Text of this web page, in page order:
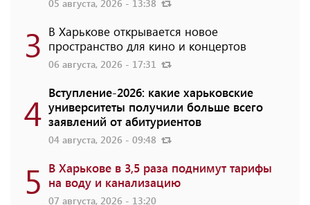
05 августа, 2026 - 13:38
3 В Харькове открывается новое
пространство для кино и концертов
06 августа, 2026 - 17:31
4 Вступление-2026: какие харьковские
университеты получили больше всего
заявлений от абитуриентов
04 августа, 2026 - 09:48
5 В Харькове в 3,5 раза поднимут тарифы
на воду и канализацию
07 августа, 2026 - 13:20